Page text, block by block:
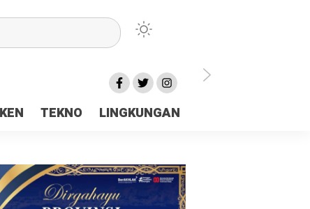
TEKNO LINGKUNGAN
Tanah Papua
Rp23 Miliar Disorot